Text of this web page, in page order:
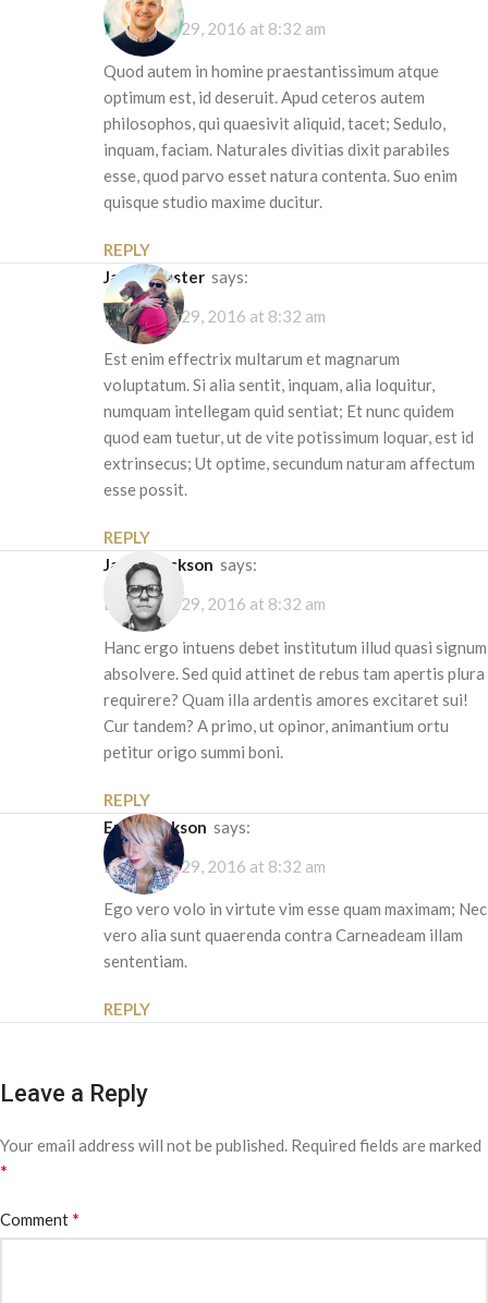
December 29, 2016 at 8:32 am
Quod autem in homine praestantissimum atque
optimum est, id deseruit. Apud ceteros autem
philosophos, qui quaesivit aliquid, tacet; Sedulo,
inquam, faciam. Naturales divitias dixit parabiles
esse, quod parvo esset natura contenta. Suo enim
quisque studio maxime ducitur.
REPLY
James Koster says:
December 29, 2016 at 8:32 am
Est enim effectrix multarum et magnarum
voluptatum. Si alia sentit, inquam, alia loquitur,
numquam intellegam quid sentiat; Et nunc quidem
quod eam tuetur, ut de vite potissimum loquar, est id
extrinsecus; Ut optime, secundum naturam affectum
esse possit.
REPLY
Jared Erickson says:
December 29, 2016 at 8:32 am
Hanc ergo intuens debet institutum illud quasi signum
absolvere. Sed quid attinet de rebus tam apertis plura
requirere? Quam illa ardentis amores excitaret sui!
Cur tandem? A primo, ut opinor, animantium ortu
petitur origo summi boni.
REPLY
Eryn Erickson says:
December 29, 2016 at 8:32 am
Ego vero volo in virtute vim esse quam maximam; Nec
vero alia sunt quaerenda contra Carneadeam illam
sententiam.
REPLY
Leave a Reply
Your email address will not be published. Required fields are marked
*
Comment*